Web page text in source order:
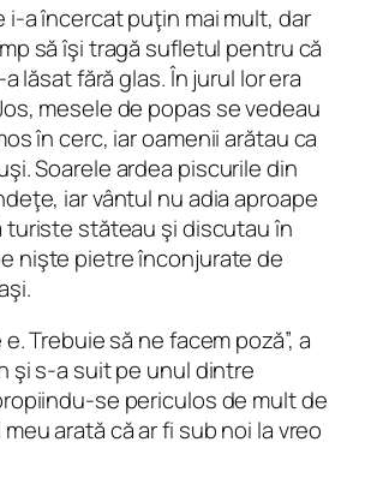
i‑a încercat puţin mai mult, dar
să îşi tragă sufletul pentru că
lăsat fără glas. În jurul lor era
mesele de popas se vedeau
în cerc, iar oamenii arătau ca
Soarele ardea piscurile din
iar vântul nu adia aproape
turiste stăteau şi discutau în
nişte pietre înconjurate de
e. Trebuie să ne facem poză”, a
şi s‑a suit pe unul dintre
periculos de mult de
meu arată că ar fi sub noi la vreo